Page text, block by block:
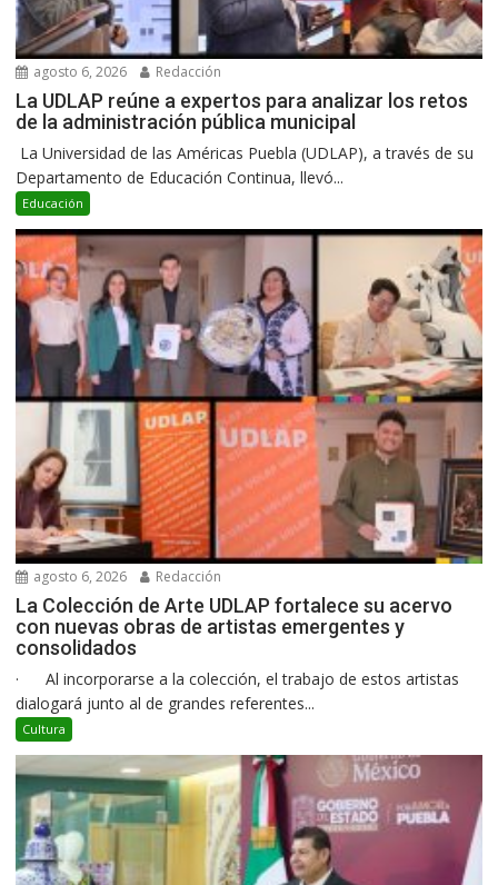
agosto 6, 2026 Redacción
La UDLAP reúne a expertos para analizar los retos
de la administración pública municipal
La Universidad de las Américas Puebla (UDLAP), a través de su
Departamento de Educación Continua, llevó...
Educación
agosto 6, 2026 Redacción
La Colección de Arte UDLAP fortalece su acervo
con nuevas obras de artistas emergentes y
consolidados
· Al incorporarse a la colección, el trabajo de estos artistas
dialogará junto al de grandes referentes...
Cultura